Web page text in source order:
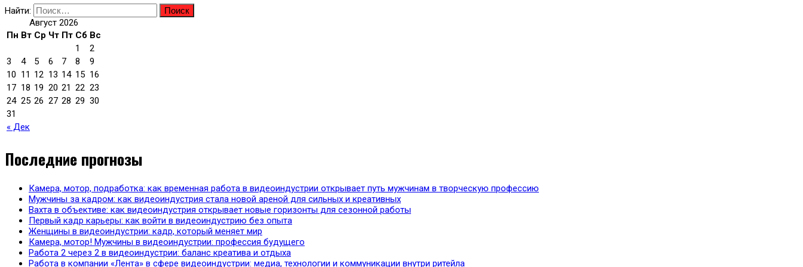
Найти:
Август 2026
Пн Вт Ср Чт Пт Сб Вс
« Дек
1
2
3
4 5 6 7 8
9
10 11 12 13 14 15 16
17 18 19 20 21 22 23
24 25 26 27 28 29 30
31
Последние прогнозы
Камера, мотор, подработка: как временная работа в видеоиндустрии открывает путь мужчинам в творческую профессию
Мужчины за кадром: как видеоиндустрия стала новой ареной для сильных и креативных
Вахта в объективе: как видеоиндустрия открывает новые горизонты для сезонной работы
Первый кадр карьеры: как войти в видеоиндустрию без опыта
Женщины в видеоиндустрии: кадр, который меняет мир
Камера, мотор! Мужчины в видеоиндустрии: профессия будущего
Работа 2 через 2 в видеоиндустрии: баланс креатива и отдыха
Работа в компании «Лента» в сфере видеоиндустрии: медиа, технологии и коммуникации внутри ритейла